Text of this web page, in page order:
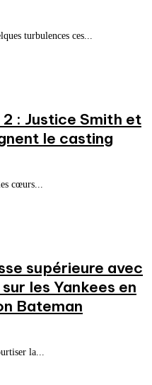
turbulences ces...
: Justice Smith et
le casting
cœurs...
supérieure avec
les Yankees en
Bateman
la...